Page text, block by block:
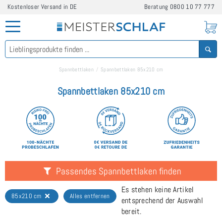
Kostenloser Versand in DE Beratung 0800 10 77 777
Spannbettlaken Spannbettlaken 85x210 cm
Spannbettlaken 85x210 cm
Passendes Spannbettlaken finden
85x210 cm Alles entfernen
Es stehen keine Artikel
entsprechend der Auswahl
bereit.